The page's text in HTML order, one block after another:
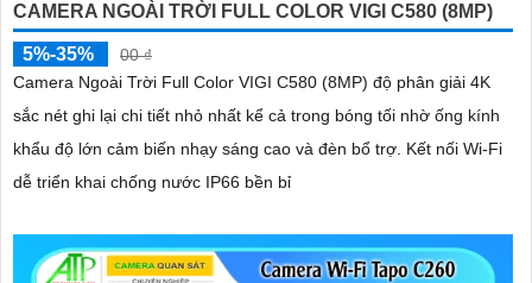
CAMERA NGOÀI TRỜI FULL COLOR VIGI C580 (8MP)
5%-35%
00 ₫
Camera Ngoài Trời Full Color VIGI C580 (8MP) độ phân giải 4K
sắc nét ghi lại chi tiết nhỏ nhất kể cả trong bóng tối nhờ ống kính
khẩu độ lớn cảm biến nhạy sáng cao và đèn bổ trợ. Kết nối Wi-Fi
dễ triển khai chống nước IP66 bền bỉ